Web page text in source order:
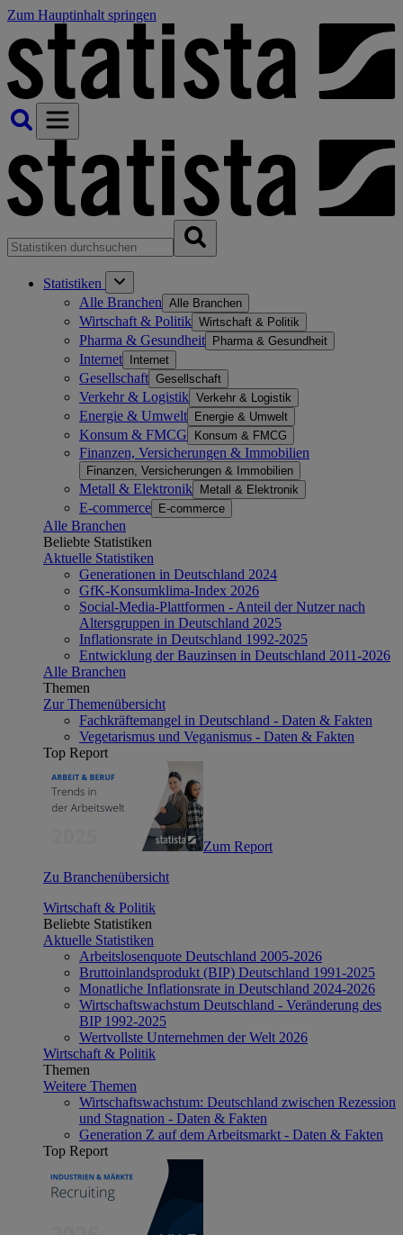
Zum Hauptinhalt springen
Statistiken
Alle Branchen Alle Branchen
Wirtschaft & Politik Wirtschaft & Politik
Pharma & Gesundheit Pharma & Gesundheit
Internet Internet
Gesellschaft Gesellschaft
Verkehr & Logistik Verkehr & Logistik
Energie & Umwelt Energie & Umwelt
Konsum & FMCG Konsum & FMCG
Finanzen, Versicherungen & Immobilien
Finanzen, Versicherungen & Immobilien
Metall & Elektronik Metall & Elektronik
E-commerce E-commerce
Alle Branchen
Beliebte Statistiken
Aktuelle Statistiken
Generationen in Deutschland 2024
GfK-Konsumklima-Index 2026
Social-Media-Plattformen - Anteil der Nutzer nach
Altersgruppen in Deutschland 2025
Inflationsrate in Deutschland 1992-2025
Entwicklung der Bauzinsen in Deutschland 2011-2026
Alle Branchen
Themen
Zur Themenübersicht
Fachkräftemangel in Deutschland - Daten & Fakten
Vegetarismus und Veganismus - Daten & Fakten
Top Report
Zum Report
Zu Branchenübersicht
Wirtschaft & Politik
Beliebte Statistiken
Aktuelle Statistiken
Arbeitslosenquote Deutschland 2005-2026
Bruttoinlandsprodukt (BIP) Deutschland 1991-2025
Monatliche Inflationsrate in Deutschland 2024-2026
Wirtschaftswachstum Deutschland - Veränderung des
BIP 1992-2025
Wertvollste Unternehmen der Welt 2026
Wirtschaft & Politik
Themen
Weitere Themen
Wirtschaftswachstum: Deutschland zwischen Rezession
und Stagnation - Daten & Fakten
Generation Z auf dem Arbeitsmarkt - Daten & Fakten
Top Report